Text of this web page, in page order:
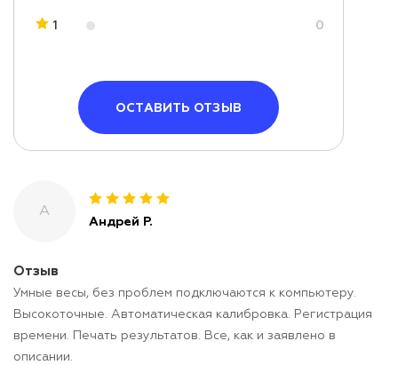
А
Андрей Р.
Отзыв
Умные весы, без проблем подключаются к компьютеру.
Высокоточные. Автоматическая калибровка. Регистрация
времени. Печать результатов. Все, как и заявлено в
описании.
1 0
ОСТАВИТЬ ОТЗЫВ